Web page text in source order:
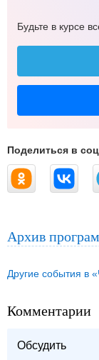
Будьте в курсе
Поделиться в
Архив
Другие события в
Комментарии
Обсудить